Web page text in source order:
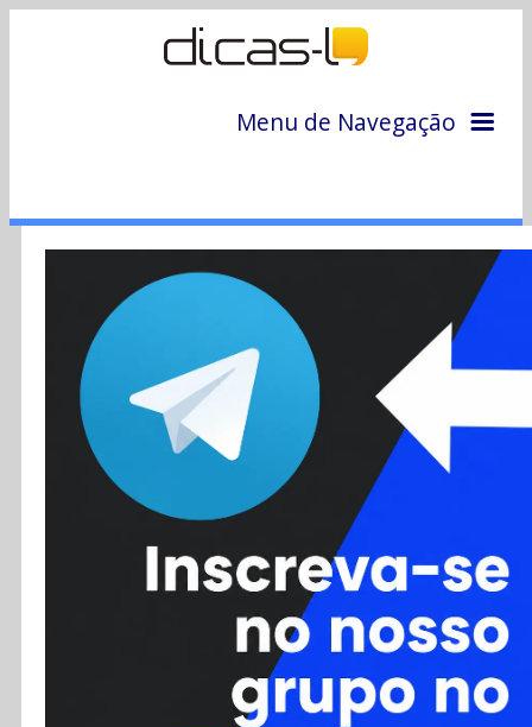
Menu de Navegação
Colunas
Colaboradores
Cursos
Enviar Dica